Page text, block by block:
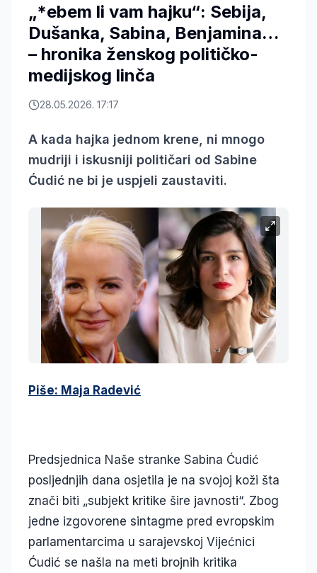
„*ebem li vam hajku“: Sebija,
Dušanka, Sabina, Benjamina…
– hronika ženskog političko-
medijskog linča
28.05.2026. 17:17
A kada hajka jednom krene, ni mnogo
mudriji i iskusniji političari od Sabine
Ćudić ne bi je uspjeli zaustaviti.
Piše: Maja Radević
Predsjednica Naše stranke Sabina Ćudić
posljednjih dana osjetila je na svojoj koži šta
znači biti „subjekt kritike šire javnosti“. Zbog
jedne izgovorene sintagme pred evropskim
parlamentarcima u sarajevskoj Vijećnici
Ćudić se našla na meti brojnih kritika